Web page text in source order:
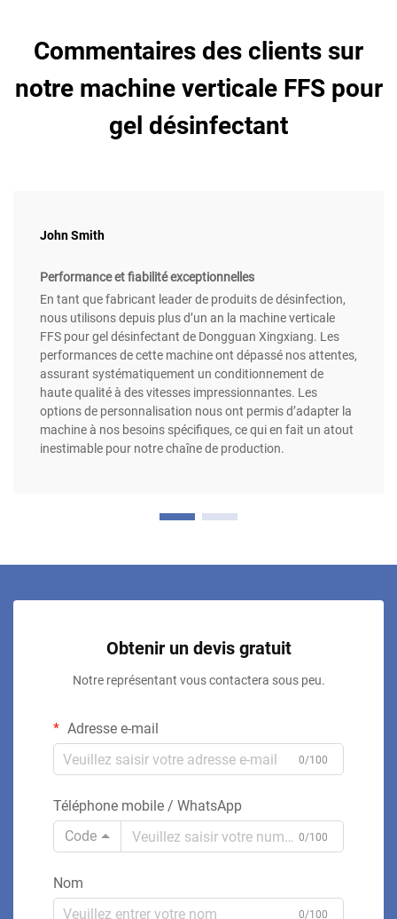
Commentaires des clients sur
notre machine verticale FFS pour
gel désinfectant
John Smith
Performance et fiabilité exceptionnelles
En tant que fabricant leader de produits de désinfection,
nous utilisons depuis plus d’un an la machine verticale
FFS pour gel désinfectant de Dongguan Xingxiang. Les
performances de cette machine ont dépassé nos attentes,
assurant systématiquement un conditionnement de
haute qualité à des vitesses impressionnantes. Les
options de personnalisation nous ont permis d’adapter la
machine à nos besoins spécifiques, ce qui en fait un atout
inestimable pour notre chaîne de production.
Obtenir un devis gratuit
Notre représentant vous contactera sous peu.
Adresse e-mail
0/100
Téléphone mobile / WhatsApp
Code
0/100
Nom
0/100